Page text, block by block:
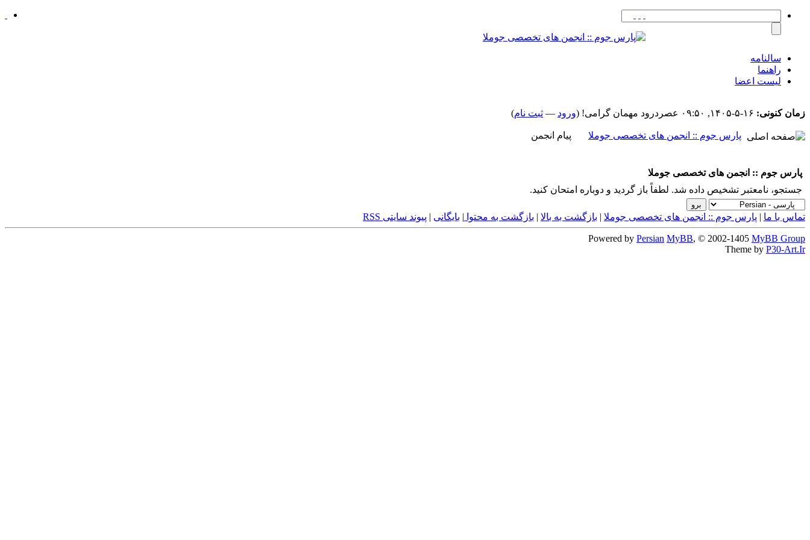
سالنامه
راهنما
لیست اعضا
زمان کنونی: ۱۶-۵-۱۴۰۵, ۰۹:۵۰ عصر درود مهمان گرامی! (ورود — ثبت نام)
پارس جوم :: انجمن های تخصصی جوملا پیام انجمن
پارس جوم :: انجمن های تخصصی جوملا
جستجو، نامعتبر تشخیص داده شد. لطفاً باز گردید و دوباره امتحان کنید.
تماس با ما | پارس جوم :: انجمن های تخصصی جوملا | بازگشت به بالا | بازگشت به محتوا | بایگانی | پیوند سایتی RSS
Powered by Persian MyBB, © 2002-1405 MyBB Group
Theme by P30-Art.Ir